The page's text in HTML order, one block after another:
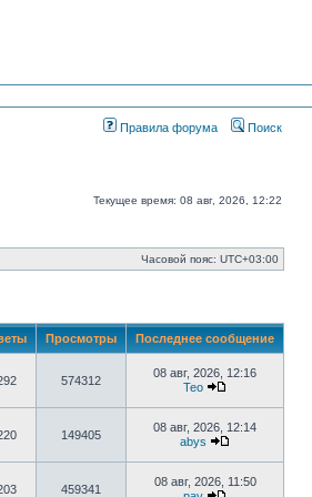
Правила форума Поиск
Текущее время: 08 авг, 2026, 12:22
Часовой пояс: UTC+03:00
Просмотры Последнее сообщение
574312
08 авг, 2026, 12:16
Тео
к
последнему
сообщению
149405
08 авг, 2026, 12:14
abys
к
последнему
459341
08 авг, 2026, 11:50